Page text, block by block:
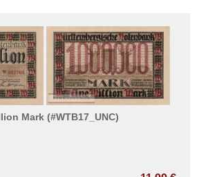
Mark (#WTB17_UNC)